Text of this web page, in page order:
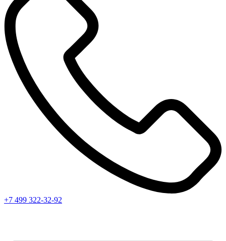
+7 499 322-32-92